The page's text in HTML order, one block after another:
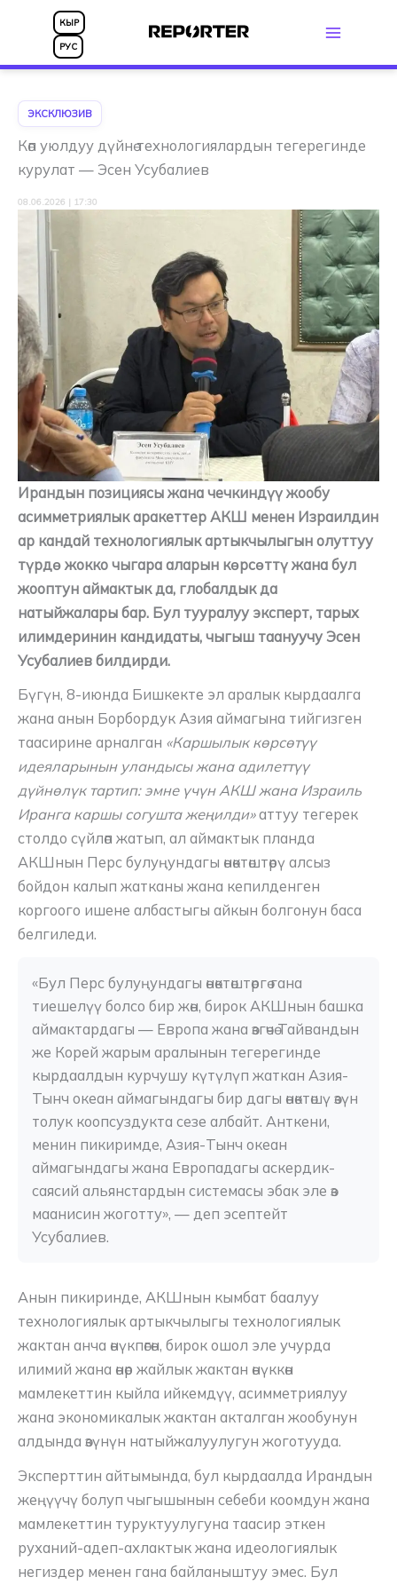
КЫР
РУС
ЭКСКЛЮЗИВ
Көп уюлдуу дүйнө технологиялардын тегерегинде
курулат — Эсен Усубалиев
08.06.2026 | 17:30
Ирандын позициясы жана чечкиндүү жообу
асимметриялык аракеттер АКШ менен Израилдин
ар кандай технологиялык артыкчылыгын олуттуу
түрдө жокко чыгара аларын көрсөттү жана бул
жооптун аймактык да, глобалдык да
натыйжалары бар. Бул тууралуу эксперт, тарых
илимдеринин кандидаты, чыгыш таануучу Эсен
Усубалиев билдирди.
Бүгүн, 8-июнда Бишкекте эл аралык кырдаалга
жана анын Борбордук Азия аймагына тийгизген
таасирине арналган «Каршылык көрсөтүү
идеяларынын уландысы жана адилеттүү
дүйнөлүк тартип: эмне үчүн АКШ жана Израиль
Иранга каршы согушта жеңилди»аттуу тегерек
столдо сүйлөп жатып, ал аймактык планда
АКШнын Перс булуңундагы өнөктөштөрү алсыз
бойдон калып жатканы жана кепилденген
коргоого ишене албастыгы айкын болгонун баса
белгиледи.
«Бул Перс булуңундагы өнөктөштөргө гана
тиешелүү болсо бир жөн, бирок АКШнын башка
аймактардагы — Европа жана өзгөчө Тайвандын
же Корей жарым аралынын тегерегинде
кырдаалдын курчушу күтүлүп жаткан Азия-
Тынч океан аймагындагы бир дагы өнөктөшү өзүн
толук коопсуздукта сезе албайт. Анткени,
менин пикиримде, Азия-Тынч океан
аймагындагы жана Европадагы аскердик-
саясий альянстардын системасы эбак эле өз
маанисин жоготту», — деп эсептейт
Усубалиев.
Анын пикиринде, АКШнын кымбат баалуу
технологиялык артыкчылыгы технологиялык
жактан анча өнүкпөгөн, бирок ошол эле учурда
илимий жана өнөр жайлык жактан өнүккөн
мамлекеттин кыйла ийкемдүү, асимметриялуу
жана экономикалык жактан акталган жообунун
алдында өзүнүн натыйжалуулугун жоготууда.
Эксперттин айтымында, бул кырдаалда Ирандын
жеңүүчү болуп чыгышынын себеби коомдун жана
мамлекеттин туруктуулугуна таасир эткен
руханий-адеп-ахлактык жана идеологиялык
негиздер менен гана байланыштуу эмес. Бул